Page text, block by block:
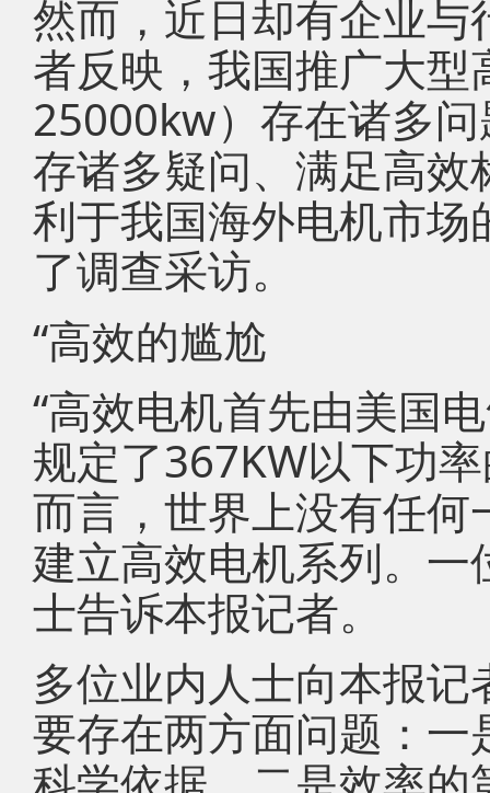
然而，近日却有企业
者反映，我国推广大
25000kw）存在诸多
存诸多疑问、满足高
利于我国海外电机市
了调查采访。
“高效的尴尬
“高效电机首先由美国
规定了367KW以下功
而言，世界上没有任
建立高效电机系列。
士告诉本报记者。
多位业内人士向本报
要存在两方面问题：